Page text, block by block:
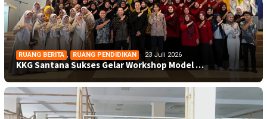
RUANG BERITA , RUANG PENDIDIKAN 23 Juli 2026
KKG Santana Sukses Gelar Workshop Model …